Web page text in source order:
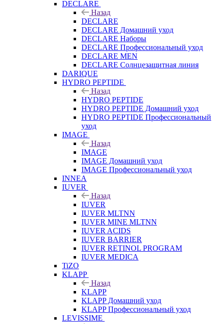
DECLARE
Назад
DECLARE
DECLARE Домашний уход
DECLARE Наборы
DECLARE Профессиональный уход
DECLARE MEN
DECLARE Солнцезащитная линия
DARIQUE
HYDRO PEPTIDE
Назад
HYDRO PEPTIDE
HYDRO PEPTIDE Домашний уход
HYDRO PEPTIDE Профессиональный
уход
IMAGE
Назад
IMAGE
IMAGE Домашний уход
IMAGE Профессиональный уход
INNEA
IUVER
Назад
IUVER
IUVER MLTNN
IUVER MINE MLTNN
IUVER ACIDS
IUVER BARRIER
IUVER RETINOL PROGRAM
IUVER MEDICA
TiZO
KLAPP
Назад
KLAPP
KLAPP Домашний уход
KLAPP Профессиональный уход
LEVISSIME